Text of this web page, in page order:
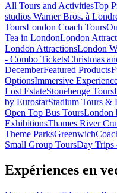
All Tours and ActivitiesTop
studios Warner Bros. à
ToursLondon Coach Tours
Tea in LondonLondon
London AttractionsLondon
- Combo TicketsChristmas
DecemberFeatured Products
OptionsImmersive
Lost EstateStonehenge Tours
by EurostarStadium Tours &
Open Top Bus ToursLondon
ExhibitionsThames River
Theme ParksGreenwich
Small Group ToursDay Trips
Expériences en